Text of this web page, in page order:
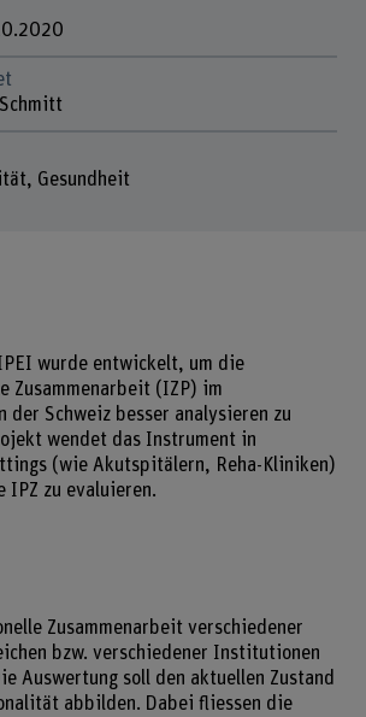
Gesundheit
wurde entwickelt, um die
Zusammenarbeit (IZP) im
der Schweiz besser analysieren zu
wendet das Instrument in
(wie Akutspitälern, Reha-Kliniken)
IPZ zu evaluieren.
Zusammenarbeit verschiedener
bzw. verschiedener Institutionen
Auswertung soll den aktuellen Zustand
abbilden. Dabei fliessen die